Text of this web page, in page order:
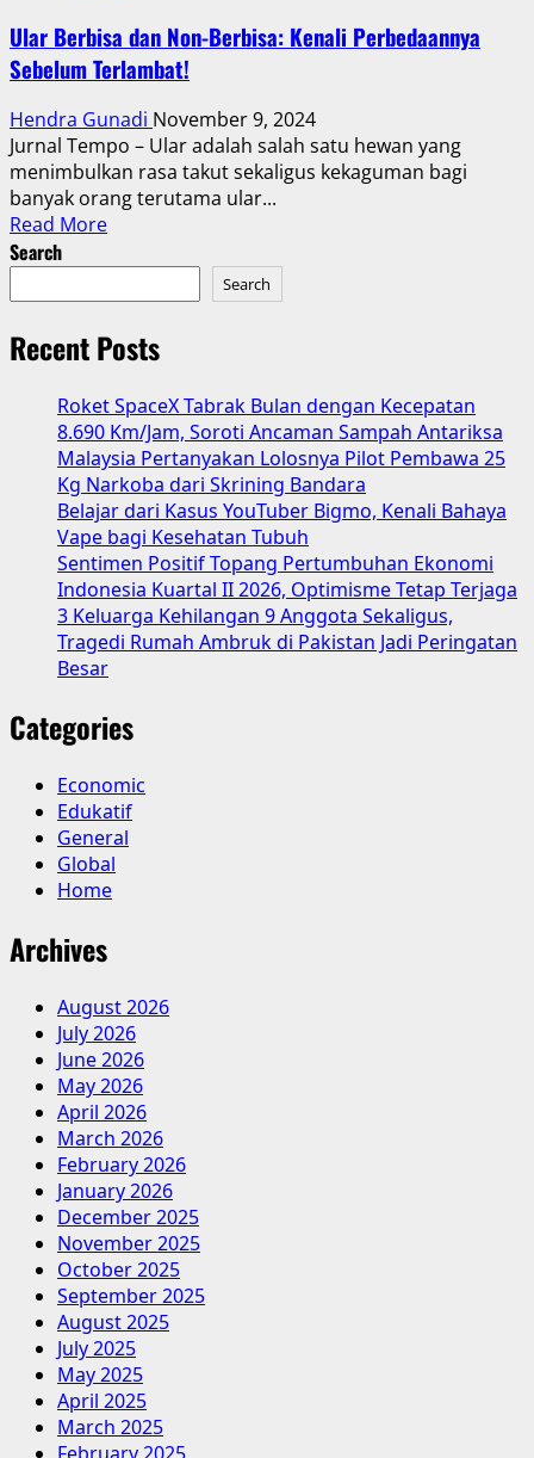
Ular Berbisa dan Non-Berbisa: Kenali Perbedaannya
Sebelum Terlambat!
Hendra Gunadi November 9, 2024
Jurnal Tempo – Ular adalah salah satu hewan yang
menimbulkan rasa takut sekaligus kekaguman bagi
banyak orang terutama ular...
Read MoreRead
about
Ular
dan
Berbisa:
Kenali
Perbedaannya
Sebelum
Terlambat!
Search
Search
Recent Posts
Roket SpaceX Tabrak Bulan dengan Kecepatan
8.690 Km/Jam, Soroti Ancaman Sampah Antariksa
Malaysia Pertanyakan Lolosnya Pilot Pembawa 25
Kg Narkoba dari Skrining Bandara
Belajar dari Kasus YouTuber Bigmo, Kenali Bahaya
Vape bagi Kesehatan Tubuh
Sentimen Positif Topang Pertumbuhan Ekonomi
Indonesia Kuartal II 2026, Optimisme Tetap Terjaga
3 Keluarga Kehilangan 9 Anggota Sekaligus,
Tragedi Rumah Ambruk di Pakistan Jadi Peringatan
Besar
Categories
Economic
Edukatif
General
Global
Home
Archives
August 2026
July 2026
June 2026
May 2026
April 2026
March 2026
February 2026
January 2026
December 2025
November 2025
October 2025
September 2025
August 2025
July 2025
May 2025
April 2025
March 2025